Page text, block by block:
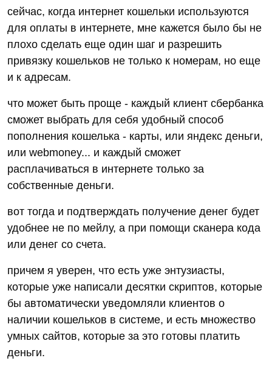
сейчас, когда интернет кошельки используются
для оплаты в интернете, мне кажется было бы не
плохо сделать еще один шаг и разрешить
привязку кошельков не только к номерам, но еще
и к адресам.
что может быть проще - каждый клиент сбербанка
сможет выбрать для себя удобный способ
пополнения кошелька - карты, или яндекс деньги,
или webmoney... и каждый сможет
расплачиваться в интернете только за
собственные деньги.
вот тогда и подтверждать получение денег будет
удобнее не по мейлу, а при помощи сканера кода
или денег со счета.
причем я уверен, что есть уже энтузиасты,
которые уже написали десятки скриптов, которые
бы автоматически уведомляли клиентов о
наличии кошельков в системе, и есть множество
умных сайтов, которые за это готовы платить
деньги.